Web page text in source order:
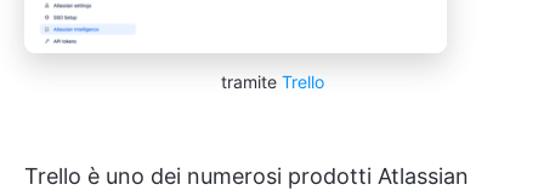
tramite Trello
Trello è uno dei numerosi prodotti Atlassian